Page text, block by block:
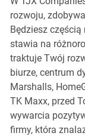
rozwoju,
Będziesz częścią
stawia na
traktuje Twój
biurze, centrum
Marshalls,
TK Maxx, przed
wywarcia
firmy, która